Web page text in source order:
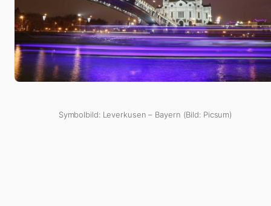
Symbolbild: Leverkusen – Bayern (Bild: Picsum)